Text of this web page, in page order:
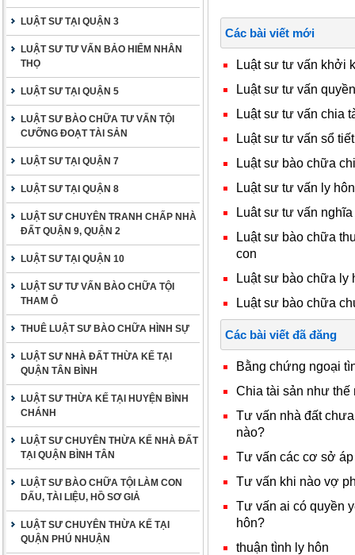
LUẬT SƯ TẠI QUẬN 3
LUẬT SƯ TƯ VẤN BẢO HIỂM NHÂN
THỌ
LUẬT SƯ TẠI QUẬN 5
LUẬT SƯ BÀO CHỮA TƯ VẤN TỘI
CƯỠNG ĐOẠT TÀI SẢN
LUẬT SƯ TẠI QUẬN 7
LUẬT SƯ TẠI QUẬN 8
LUẬT SƯ CHUYÊN TRANH CHẤP NHÀ
ĐẤT QUẬN 9, QUẬN 2
LUẬT SƯ TẠI QUẬN 10
LUẬT SƯ TƯ VẤN BÀO CHỮA TỘI
THAM Ô
THUÊ LUẬT SƯ BÀO CHỮA HÌNH SỰ
LUẬT SƯ NHÀ ĐẤT THỪA KẾ TẠI
QUẬN TÂN BÌNH
LUẬT SƯ THỪA KẾ TẠI HUYỆN BÌNH
CHÁNH
LUẬT SƯ CHUYÊN THỪA KẾ NHÀ ĐẤT
TẠI QUẬN BÌNH TÂN
LUẬT SƯ BÀO CHỮA TỘI LÀM CON
DẤU, TÀI LIỆU, HỒ SƠ GIẢ
LUẬT SƯ CHUYÊN THỪA KẾ TẠI
QUẬN PHÚ NHUẬN
Các bài viết mới
Luật sư tư vấn khởi
Luật sư tư vấn
Luật sư tư vấn chia
Luật sư tư vấn sổ
Luật sư bào chữa
Luật sư tư vấn ly
Luât sư tư vấn
Luật sư bào chữa
con
Luật sư bào chữa ly
Luật sư bào chữa
Các bài viết đã đăng
Bằng chứng ngoại
Chia tài sản như
Tư vấn nhà đất
nào?
Tư vấn các cơ sở
Tư vấn khi nào vợ
Tư vấn ai có quyền
hôn?
thuận tình ly hôn